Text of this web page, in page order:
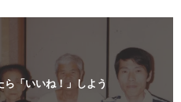
「いいね！」しよう